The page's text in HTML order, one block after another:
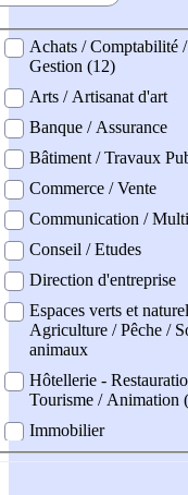
professionel
Achats / Comptabilité /
Gestion (12)
Arts / Artisanat d'art
Banque / Assurance
Bâtiment / Travaux
Commerce / Vente
Communication /
Conseil / Etudes
Direction d'entreprise
Espaces verts et
Agriculture / Pêche /
animaux
Hôtellerie -
Tourisme / Animation
Immobilier